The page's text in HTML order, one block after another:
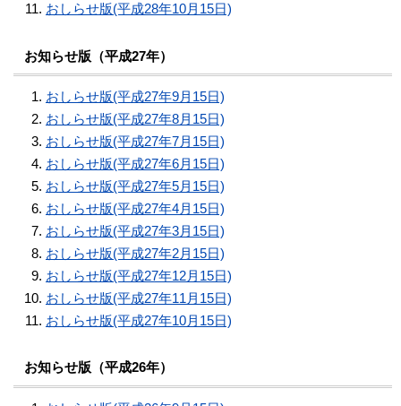
おしらせ版(平成28年10月15日)
お知らせ版（平成27年）
おしらせ版(平成27年9月15日)
おしらせ版(平成27年8月15日)
おしらせ版(平成27年7月15日)
おしらせ版(平成27年6月15日)
おしらせ版(平成27年5月15日)
おしらせ版(平成27年4月15日)
おしらせ版(平成27年3月15日)
おしらせ版(平成27年2月15日)
おしらせ版(平成27年12月15日)
おしらせ版(平成27年11月15日)
おしらせ版(平成27年10月15日)
お知らせ版（平成26年）